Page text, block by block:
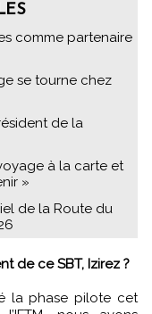
comme partenaire
se tourne chez
de la
à la carte et
»
de la Route du
de ce SBT, Izirez ?
la phase pilote cet